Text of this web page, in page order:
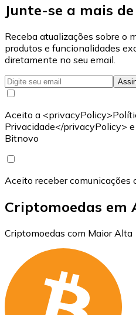
Junte-se a mais
Receba atualizações sobre o
produtos e funcionalidades
diretamente no seu email.
Aceito a
Privacidade</privacyPolicy>
Bitnovo
Aceito receber comunicações
Criptomoedas em
Criptomoedas com Maior Alta